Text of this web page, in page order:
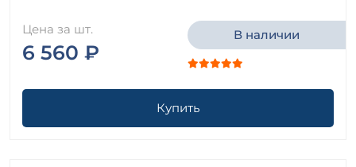
Цена за шт.
6 560 ₽
В наличии
Купить